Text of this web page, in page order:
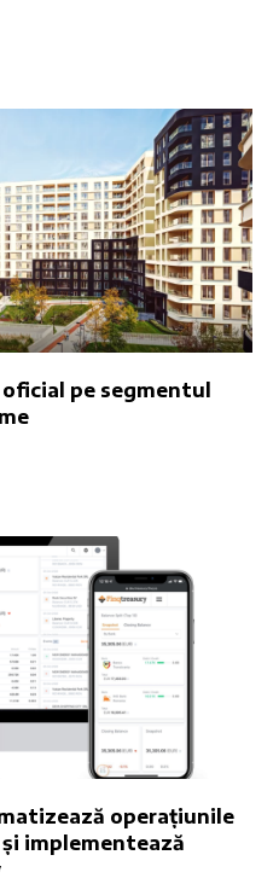
pe segmentul
operațiunile
implementează